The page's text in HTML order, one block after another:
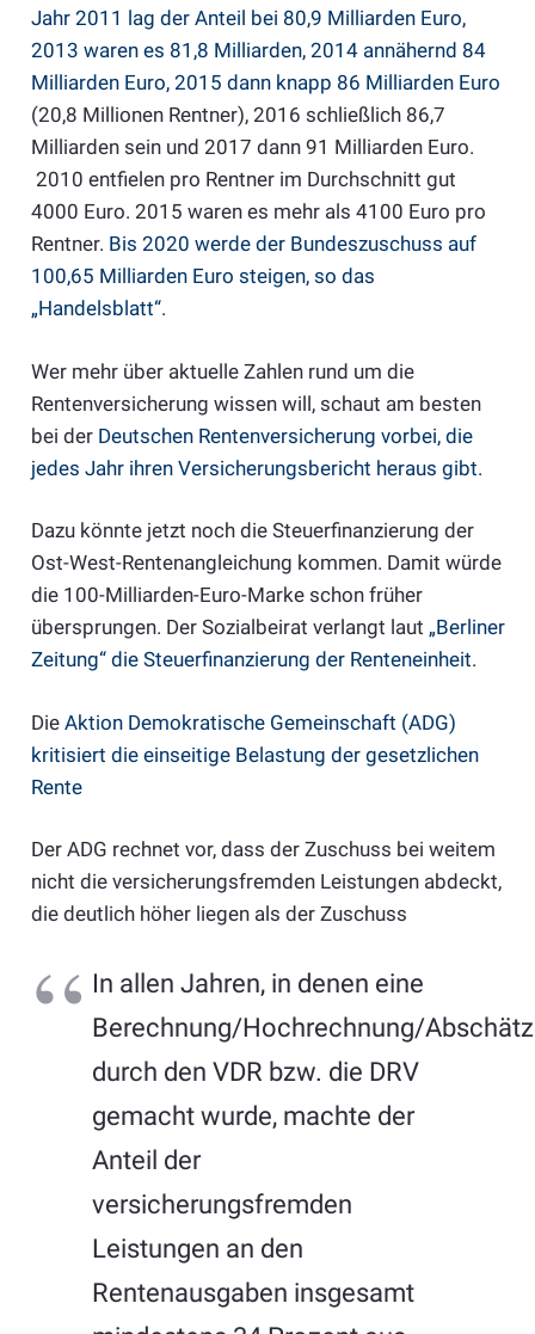
Jahr 2011 lag der Anteil bei 80,9 Milliarden Euro,
2013 waren es 81,8 Milliarden, 2014 annähernd 84
Milliarden Euro, 2015 dann knapp 86 Milliarden Euro
(20,8 Millionen Rentner), 2016 schließlich 86,7
Milliarden sein und 2017 dann 91 Milliarden Euro.
2010 entfielen pro Rentner im Durchschnitt gut
4000 Euro. 2015 waren es mehr als 4100 Euro pro
Rentner. Bis 2020 werde der Bundeszuschuss auf
100,65 Milliarden Euro steigen, so das
„Handelsblatt“.
Wer mehr über aktuelle Zahlen rund um die
Rentenversicherung wissen will, schaut am besten
bei der Deutschen Rentenversicherung vorbei, die
jedes Jahr ihren Versicherungsbericht heraus gibt.
Dazu könnte jetzt noch die Steuerfinanzierung der
Ost-West-Rentenangleichung kommen. Damit würde
die 100-Milliarden-Euro-Marke schon früher
übersprungen. Der Sozialbeirat verlangt laut „Berliner
Zeitung“ die Steuerfinanzierung der Renteneinheit.
Die Aktion Demokratische Gemeinschaft (ADG)
kritisiert die einseitige Belastung der gesetzlichen
Rente
Der ADG rechnet vor, dass der Zuschuss bei weitem
nicht die versicherungsfremden Leistungen abdeckt,
die deutlich höher liegen als der Zuschuss
In allen Jahren, in denen eine
Berechnung/Hochrechnung/
durch den VDR bzw. die DRV
gemacht wurde, machte der
Anteil der
versicherungsfremden
Leistungen an den
Rentenausgaben insgesamt